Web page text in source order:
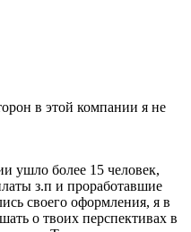
в этой компании я не
ушло более 15 человек,
з.п и проработавшие
своего оформления, я в
о твоих перспективах в